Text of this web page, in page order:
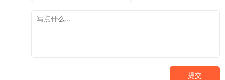
提交